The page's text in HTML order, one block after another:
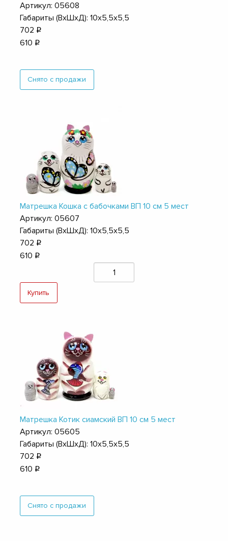
Артикул: 05608
Габариты (ВхШхД): 10х5,5х5,5
702 q
610 q
Снято с продажи
Матрешка Кошка с бабочками ВП 10 см 5 мест
Артикул: 05607
Габариты (ВхШхД): 10х5,5х5,5
702 q
610 q
Купить
Матрешка Котик сиамский ВП 10 см 5 мест
Артикул: 05605
Габариты (ВхШхД): 10х5,5х5,5
702 q
610 q
Снято с продажи